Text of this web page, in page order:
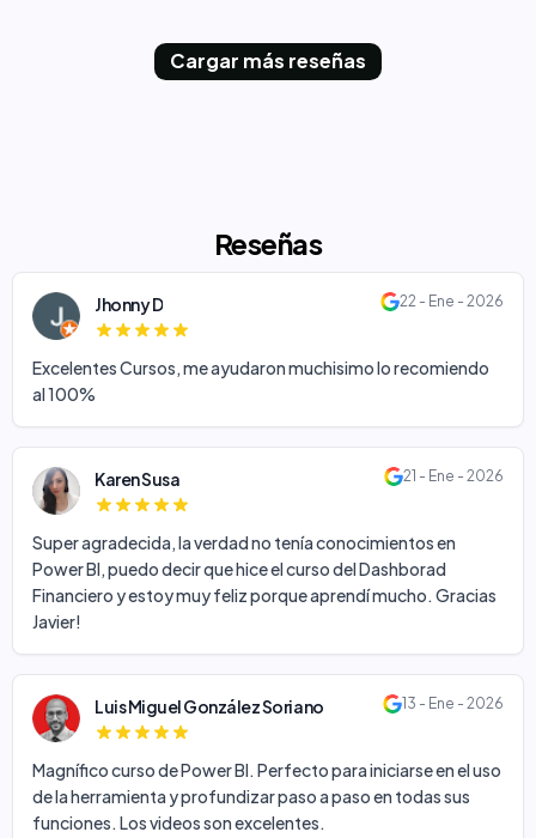
Cargar más reseñas
Reseñas
Jhonny D 22 - Ene - 2026
Excelentes Cursos, me ayudaron muchisimo lo recomiendo
al 100%
Karen Susa 21 - Ene - 2026
Super agradecida, la verdad no tenía conocimientos en
Power BI, puedo decir que hice el curso del Dashborad
Financiero y estoy muy feliz porque aprendí mucho. Gracias
Javier!
Luis Miguel González Soriano 13 - Ene - 2026
Magnífico curso de Power BI. Perfecto para iniciarse en el uso
de la herramienta y profundizar paso a paso en todas sus
funciones. Los videos son excelentes.